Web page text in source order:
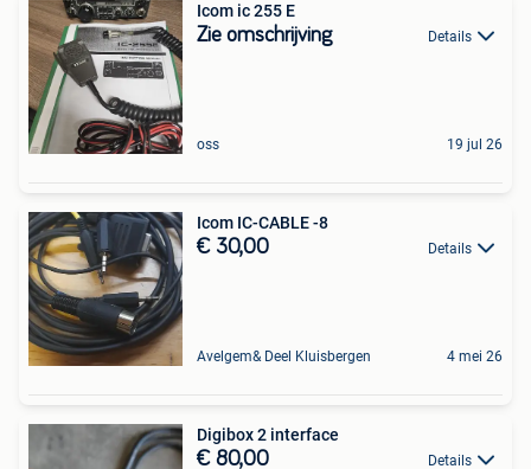
Icom ic 255 E
Zie omschrijving Details
oss 19 jul 26
Icom IC-CABLE -8
€ 30,00 Details
Avelgem& Deel Kluisbergen 4 mei 26
Digibox 2 interface
€ 80,00 Details